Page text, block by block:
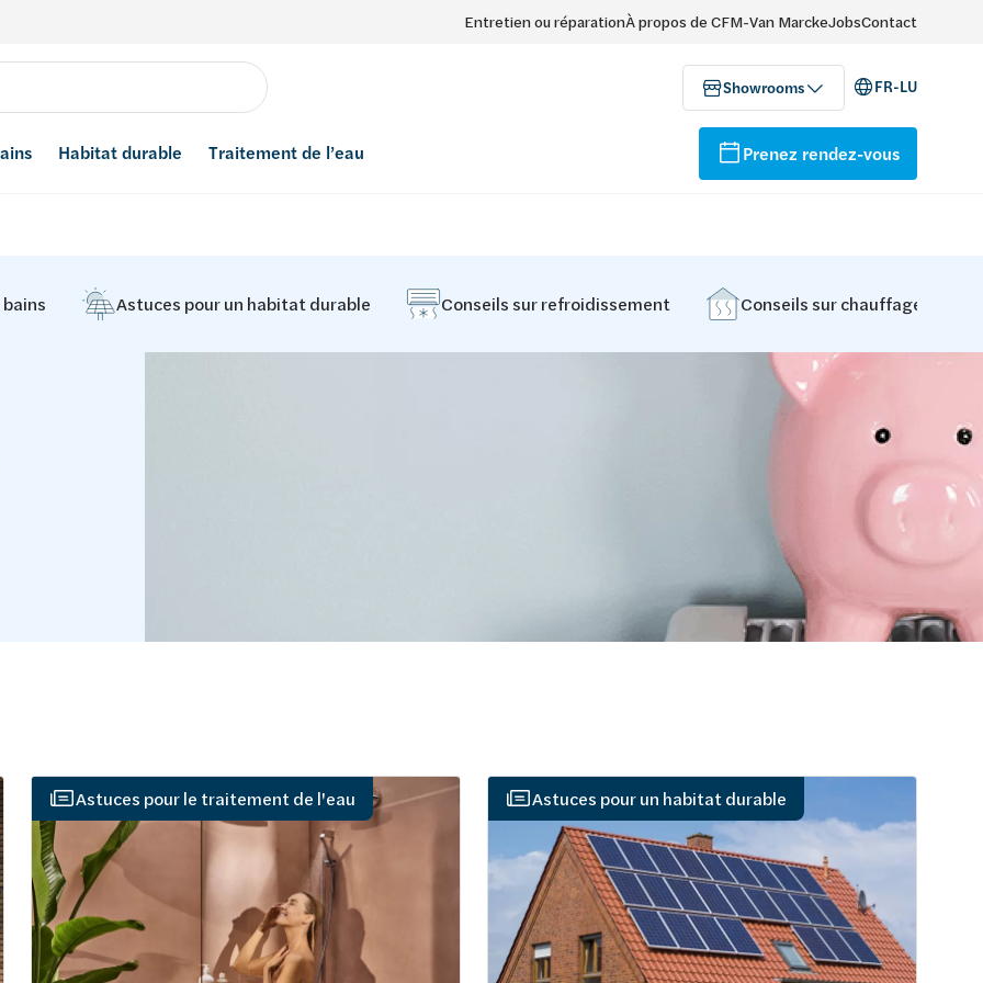
Entretien ou réparationÀ propos de CFM-Van MarckeJobsContact
Showrooms FR-LU
Habitat durable Traitement de l’eau Prenez rendez-vous
Astuces pour un habitat durable Conseils sur refroidissement Conseils sur chauffage
Astuces pour le traitement de l'eau Astuces pour un habitat durable